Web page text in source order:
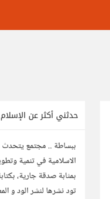
حدثني أكثر عن الإسلام
ببساطة .. مجتمع يتحدث
الاسلامية في تنمية
بمثابة صدقة جارية،
تود نشرها لنشر الود و